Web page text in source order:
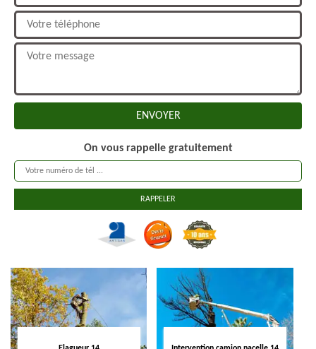
On vous rappelle gratuitement